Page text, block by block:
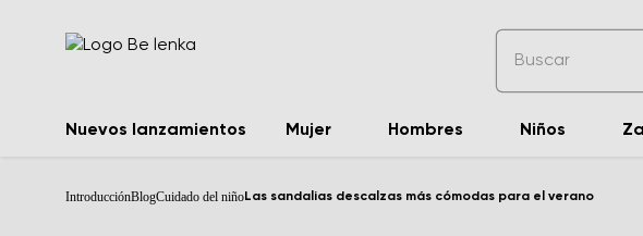
Nuevos lanzamientos Mujer Hombres Niños
IntroducciónBlogCuidado del niñoLas sandalias descalzas más cómodas para el verano